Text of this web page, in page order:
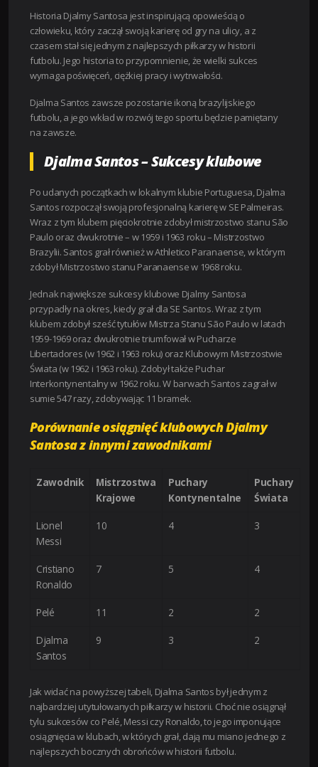
Historia Djalmy Santosa jest inspirującą opowieścią o
człowieku, który zaczął swoją karierę od gry na ulicy, a z
czasem stał się jednym z najlepszych piłkarzy w historii
futbolu. Jego historia to przypomnienie, że wielki sukces
wymaga poświęceń, ciężkiej pracy i wytrwałości.
Djalma Santos zawsze pozostanie ikoną brazylijskiego
futbolu, a jego wkład w rozwój tego sportu będzie pamiętany
na zawsze.
Djalma Santos – Sukcesy klubowe
Po udanych początkach w lokalnym klubie Portuguesa, Djalma
Santos rozpoczął swoją profesjonalną karierę w SE Palmeiras.
Wraz z tym klubem pięciokrotnie zdobył mistrzostwo stanu São
Paulo oraz dwukrotnie – w 1959 i 1963 roku – Mistrzostwo
Brazylii. Santos grał również w Athletico Paranaense, w którym
zdobył Mistrzostwo stanu Paranaense w 1968 roku.
Jednak największe sukcesy klubowe Djalmy Santosa
przypadły na okres, kiedy grał dla SE Santos. Wraz z tym
klubem zdobył sześć tytułów Mistrza Stanu São Paulo w latach
1959-1969 oraz dwukrotnie triumfował w Pucharze
Libertadores (w 1962 i 1963 roku) oraz Klubowym Mistrzostwie
Świata (w 1962 i 1963 roku). Zdobył także Puchar
Interkontynentalny w 1962 roku. W barwach Santos zagrał w
sumie 547 razy, zdobywając 11 bramek.
Porównanie osiągnięć klubowych Djalmy
Santosa z innymi zawodnikami
Zawodnik
Mistrzostwa
Krajowe
Puchary
Kontynentalne
Puchary
Świata
Lionel
Messi
10 4 3
Cristiano
Ronaldo
7 5 4
Pelé 11 2 2
Djalma
Santos
9 3 2
Jak widać na powyższej tabeli, Djalma Santos był jednym z
najbardziej utytułowanych piłkarzy w historii. Choć nie osiągnął
tylu sukcesów co Pelé, Messi czy Ronaldo, to jego imponujące
osiągnięcia w klubach, w których grał, dają mu miano jednego z
najlepszych bocznych obrońców w historii futbolu.